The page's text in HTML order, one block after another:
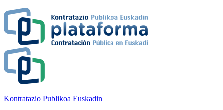
Kontratazio Publikoa Euskadin